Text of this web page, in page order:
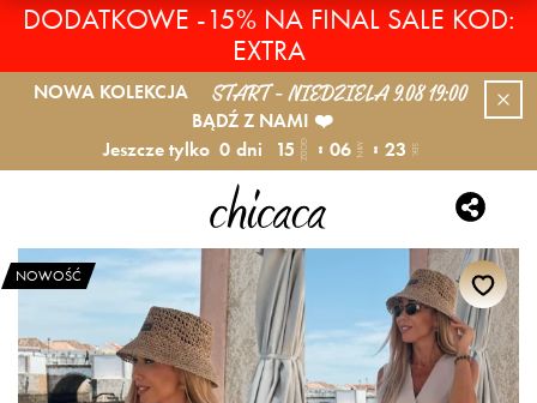
DODATKOWE -15% NA FINAL SALE KOD:
EXTRA
NOWA KOLEKCJA START - NIEDZIELA 9.08 19:00
BĄDŹ Z NAMI ❤️
Jeszcze tylko 0 dni 15 GODZ. 06 MIN. 23 SEK.
NOWOŚĆ